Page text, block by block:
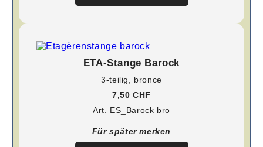
ETA-Stange Barock
3-teilig, bronce
7,50 CHF
Art. ES_Barock bro
Für später merken